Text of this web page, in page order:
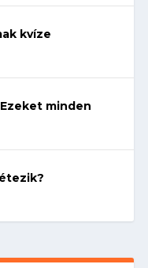
kvíze
minden